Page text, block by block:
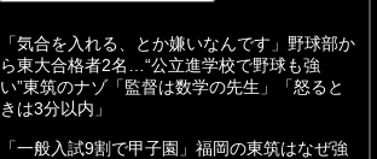
「気合を入れる、とか嫌いなんです」野球部か
ら東大合格者2名…“公立進学校で野球も強
い”東筑のナゾ「監督は数学の先生」「怒ると
きは3分以内」
「一般入試9割で甲子園」福岡の東筑はなぜ強